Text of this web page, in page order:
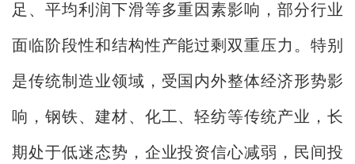
足、平均利润下滑等多重因素影响，部分行业
面临阶段性和结构性产能过剩双重压力。特别
是传统制造业领域，受国内外整体经济形势影
响，钢铁、建材、化工、轻纺等传统产业，长
期处于低迷态势，企业投资信心减弱，民间投